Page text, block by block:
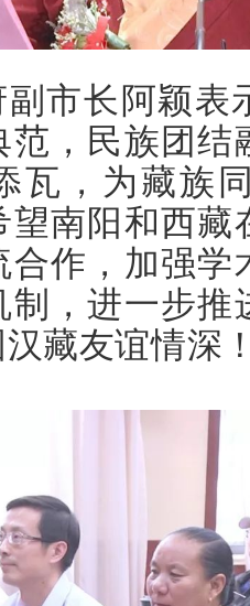
市长阿颖表
，民族团
瓦，为藏族
南阳和西
作，加强
制，进一步
藏友谊情深